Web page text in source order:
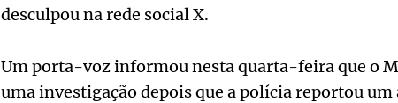
desculpou na rede social X.
Um porta-voz informou nesta quarta-feira que o
uma investigação depois que a polícia reportou